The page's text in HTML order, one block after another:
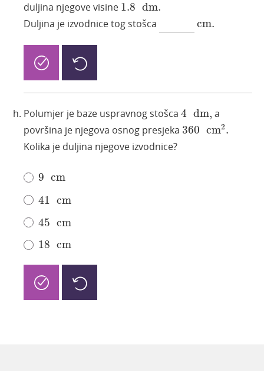
duljina njegove visine 1.8 dm.
Duljina je izvodnice tog stošca cm.
cm.
Polumjer je baze uspravnog stošca 4 dm,
4 dm, a
površina je njegova osnog presjeka 360 cm2.
360 cm 2.
Kolika je duljina njegove izvodnice?
9 cm
9 cm
41 cm
41 cm
45 cm
45 cm
18 cm
18 cm